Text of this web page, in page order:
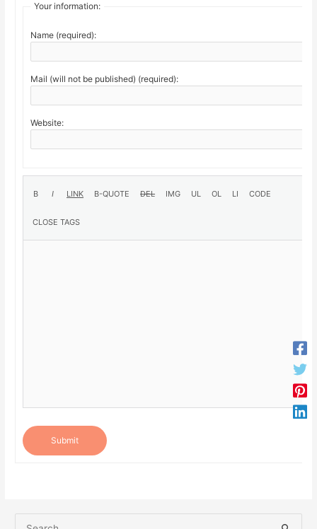
Your information:
Name (required):
Mail (will not be published) (required):
Website:
Submit